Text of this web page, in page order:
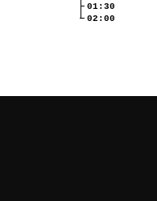
01:30
02:00